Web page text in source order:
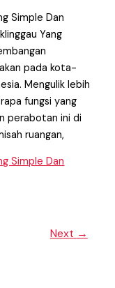
Simple Dan
Yang
pada kota-
Mengulik lebih
fungsi yang
perabotan ini di
ruangan,
Simple Dan
Next →